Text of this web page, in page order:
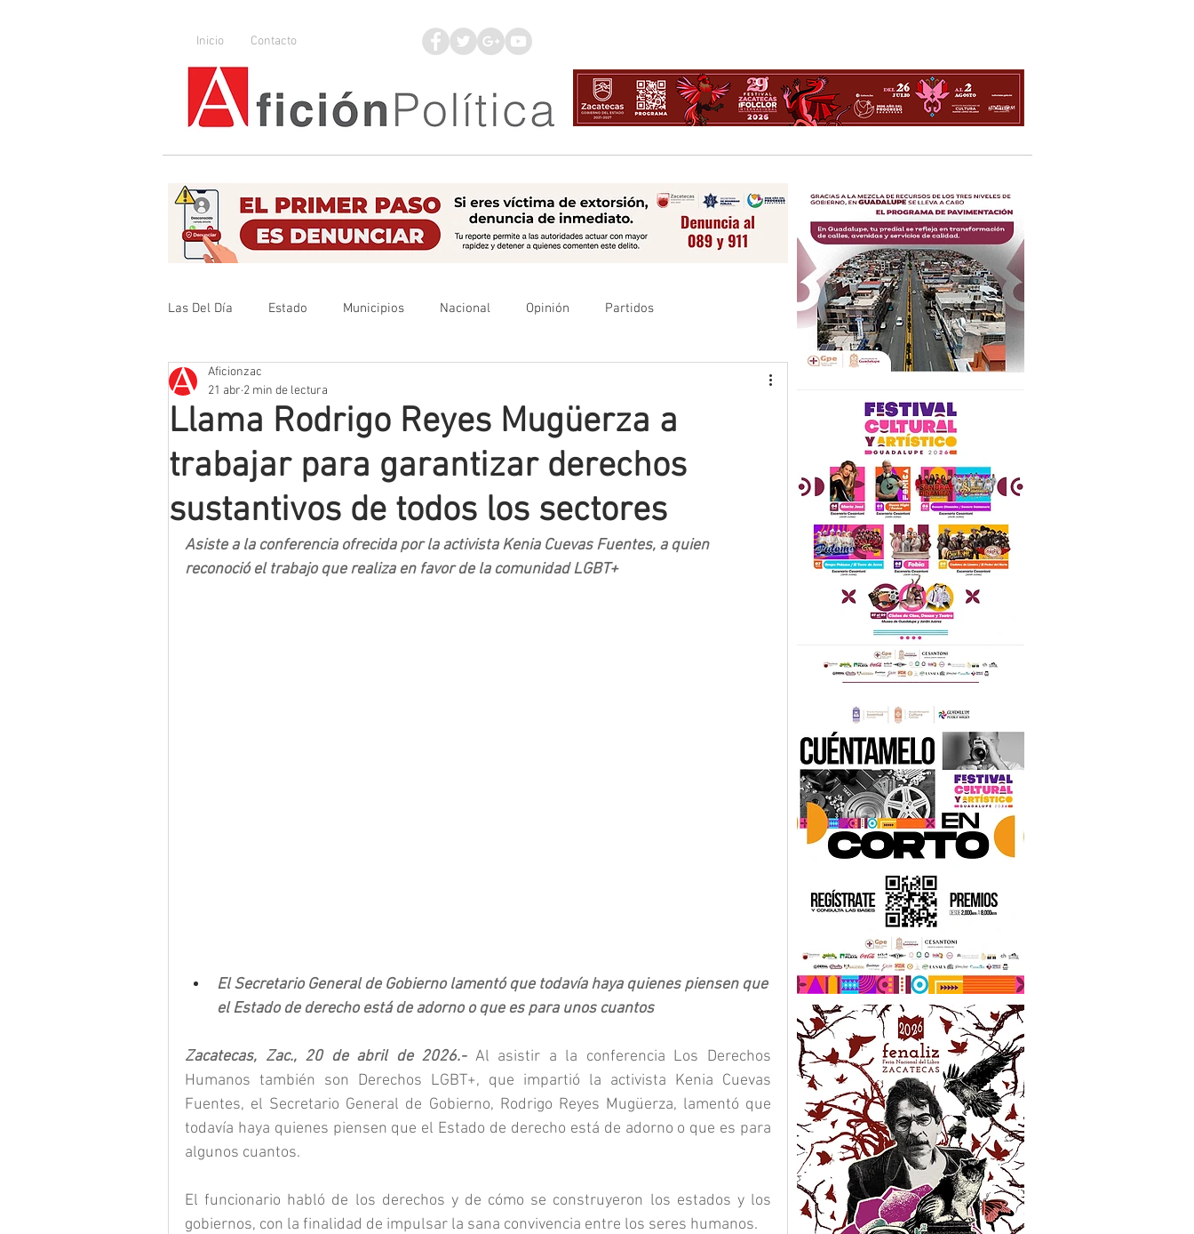
Inicio Contacto
Las Del Día Estado Municipios Nacional Opinión Partidos
Que no se olvide
Mineros LNBP
Llama Rodrigo Reyes Mugüerza a
trabajar para garantizar derechos
sustantivos de todos los sectores
Aficionzac
21 abr 2 min de lectura
Asiste a la conferencia ofrecida por la activista Kenia Cuevas Fuentes, a quien
reconoció el trabajo que realiza en favor de la comunidad LGBT+
El Secretario General de Gobierno lamentó que todavía haya quienes piensen que
el Estado de derecho está de adorno o que es para unos cuantos
Zacatecas, Zac., 20 de abril de 2026.- Al asistir a la conferencia Los Derechos
Humanos también son Derechos LGBT+, que impartió la activista Kenia Cuevas
Fuentes, el Secretario General de Gobierno, Rodrigo Reyes Mugüerza, lamentó que
todavía haya quienes piensen que el Estado de derecho está de adorno o que es para
algunos cuantos.
El funcionario habló de los derechos y de cómo se construyeron los estados y los
gobiernos, con la finalidad de impulsar la sana convivencia entre los seres humanos.